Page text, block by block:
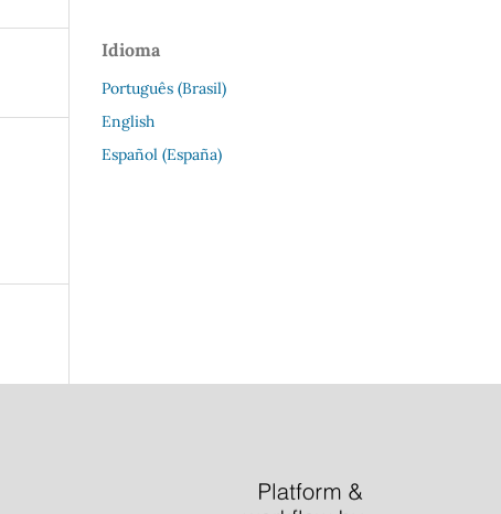
Idioma
Português (Brasil)
English
Español (España)